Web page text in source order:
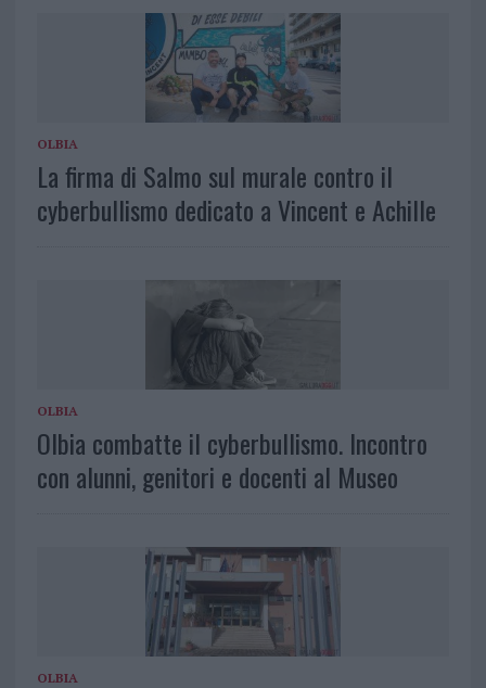
OLBIA
La firma di Salmo sul murale contro il
cyberbullismo dedicato a Vincent e Achille
OLBIA
Olbia combatte il cyberbullismo. Incontro
con alunni, genitori e docenti al Museo
OLBIA